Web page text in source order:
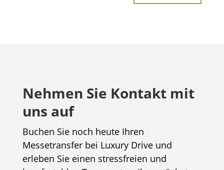
Nehmen Sie Kontakt mit
uns auf
Buchen Sie noch heute Ihren
Messetransfer bei Luxury Drive und
erleben Sie einen stressfreien und